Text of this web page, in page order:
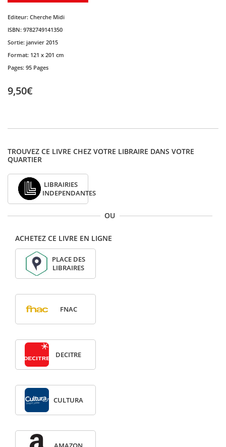
Editeur: Cherche Midi
ISBN: 9782749141350
Sortie: janvier 2015
Format: 121 x 201 cm
Pages: 95 Pages
9,50€
TROUVEZ CE LIVRE CHEZ VOTRE LIBRAIRE DANS VOTRE
QUARTIER
LIBRAIRIES
INDEPENDANTES
OU
ACHETEZ CE LIVRE EN LIGNE
PLACE DES
LIBRAIRES
FNAC
DECITRE
CULTURA